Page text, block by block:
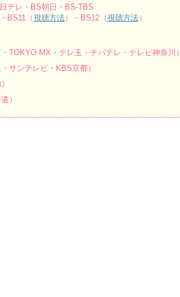
テレ・BS朝日・BS-TBS
BS11（視聴方法）・BS12（視聴方法）
・TOKYO MX・テレ玉・チバテレ・テレビ神奈川）
・サンテレビ・KBS京都）
）